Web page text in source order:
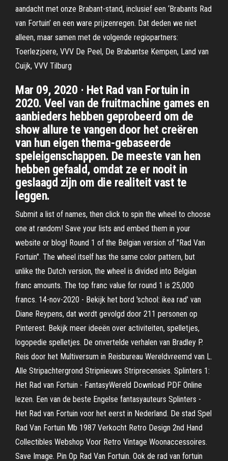
aandacht met onze Brabant-stand, inclusief een ‘Brabants Rad
van Fortuin’ en een ware prijzenregen. Dat deden we niet
alleen, maar samen met de volgende regiopartners:
Toerlezjoere, VVV De Peel, De Brabantse Kempen, Land van
Cuijk, VVV Tilburg
Mar 09, 2020 · Het Rad van Fortuin in
2020. Veel van de fruitmachine games en
aanbieders hebben geprobeerd om de
show allure te vangen door het creëren
van hun eigen thema-gebaseerde
speleigenschappen. De meeste van hen
hebben gefaald, omdat ze er nooit in
geslaagd zijn om die realiteit vast te
leggen.
Submit a list of names, then click to spin the wheel to choose
one at random! Save your lists and embed them in your
website or blog! Round 1 of the Belgian version of "Rad Van
Fortuin". The wheel itself has the same color pattern, but
unlike the Dutch version, the wheel is divided into Belgian
franc amounts. The top franc value for round 1 is 25,000
francs. 14-nov-2020 - Bekijk het bord 'school: ikea rad' van
Diane Reypens, dat wordt gevolgd door 211 personen op
Pinterest. Bekijk meer ideeën over activiteiten, spelletjes,
logopedie spelletjes. De onvertelde verhalen van Bradley P.
Reis door het Multiversum in Reisbureau Wereldvreemd van L.
Alle Stripachtergrond Stripnieuws Striprecensies. Splinters 1:
Het Rad van Fortuin - FantasyWereld Download PDF Online
lezen. Een van de beste Engelse fantasyauteurs Splinters -
Het Rad van Fortuin voor het eerst in Nederland. De stad Spel
Rad Van Fortuin Mb 1987 Verkocht Retro Design 2nd Hand
Collectibles Webshop Voor Retro Vintage Woonaccessoires.
Save Image. Pin Op Rad Van Fortuin. Ook de rad van fortuin